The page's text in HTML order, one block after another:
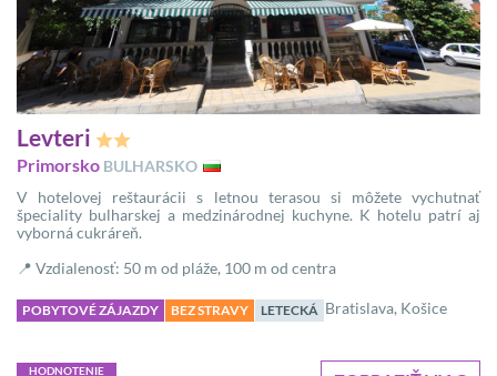
Levteri
Primorsko BULHARSKO
V hotelovej reštaurácii s letnou terasou si môžete vychutnať
špeciality bulharskej a medzinárodnej kuchyne. K hotelu patrí aj
vyborná cukráreň.
📍 Vzdialenosť: 50 m od pláže, 100 m od centra
POBYTOVÉ ZÁJAZDY BEZ STRAVY LETECKÁ Bratislava, Košice
HODNOTENIE